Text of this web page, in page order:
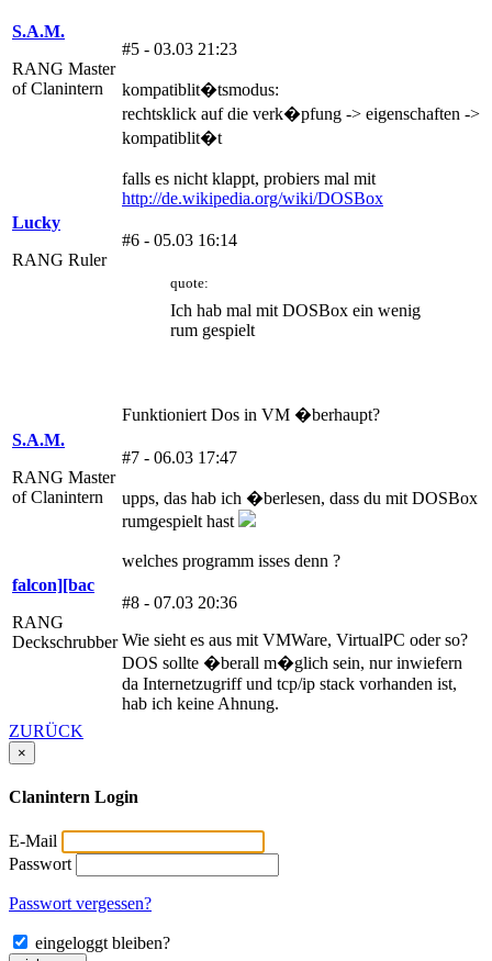
S.A.M.
RANG Master
of Clanintern
#5 - 03.03 21:23
kompatiblit�tsmodus:
rechtsklick auf die verk�pfung -> eigenschaften ->
kompatiblit�t
falls es nicht klappt, probiers mal mit
http://de.wikipedia.org/wiki/DOSBox
Lucky
RANG Ruler
#6 - 05.03 16:14
quote:
Ich hab mal mit DOSBox ein wenig
rum gespielt
Funktioniert Dos in VM �berhaupt?
S.A.M.
RANG Master
of Clanintern
#7 - 06.03 17:47
upps, das hab ich �berlesen, dass du mit DOSBox
rumgespielt hast
welches programm isses denn ?
falcon][bac
RANG
Deckschrubber
#8 - 07.03 20:36
Wie sieht es aus mit VMWare, VirtualPC oder so?
DOS sollte �berall m�glich sein, nur inwiefern
da Internetzugriff und tcp/ip stack vorhanden ist,
hab ich keine Ahnung.
ZURÜCK
×
Clanintern Login
E-Mail
Passwort
Passwort vergessen?
eingeloggt bleiben?